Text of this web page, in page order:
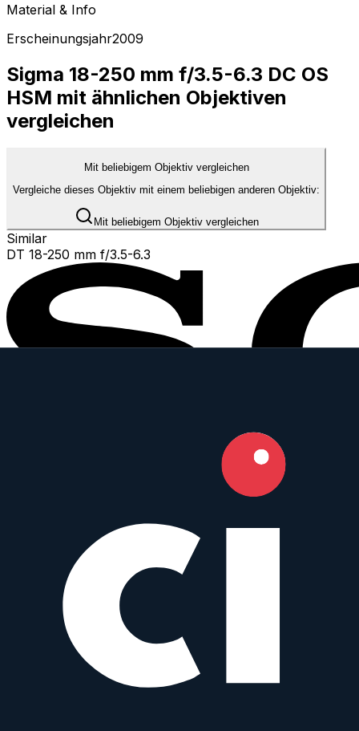
Material & Info
Erscheinungsjahr2009
Sigma 18-250 mm f/3.5-6.3 DC OS
HSM mit ähnlichen Objektiven
vergleichen
Mit beliebigem Objektiv vergleichen
Vergleiche dieses Objektiv mit einem beliebigen anderen Objektiv:
Mit beliebigem Objektiv vergleichen
Similar
DT 18-250 mm f/3.5-6.3
vergleichen
18-250 mm f/3.5-6.3 DC MACRO OS HSM
Sigma
·f/
Nikon F, Pentax K, Canon EF-S, Sigma,
vergleichen